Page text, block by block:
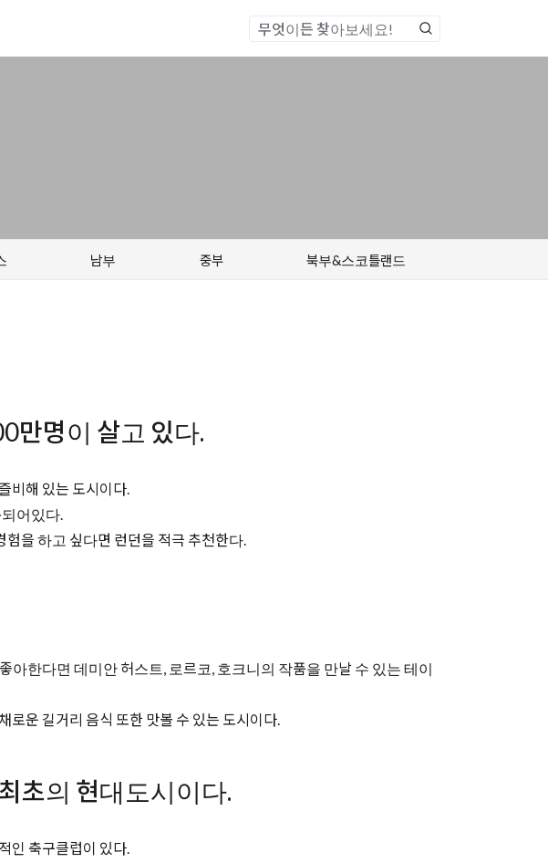
통합검색
남부 중부 북부&스코틀랜드
만명이 살고 있다.
비해 있는 도시이다.
어있다.
을 하고 싶다면 런던을 적극 추천한다.
한다면 데미안 허스트, 로르코, 호크니의 작품을 만날 수 있는 테이
운 길거리 음식 또한 맛볼 수 있는 도시이다.
초의 현대도시이다.
인 축구클럽이 있다.